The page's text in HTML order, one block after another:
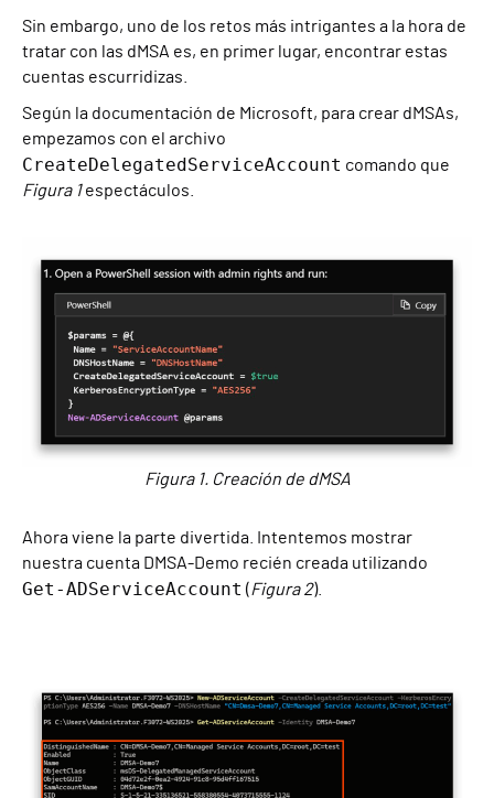
Sin embargo, uno de los retos más intrigantes a la hora de
tratar con las dMSA es, en primer lugar, encontrar estas
cuentas escurridizas.
Según la documentación de Microsoft, para crear dMSAs,
empezamos con el archivo
CreateDelegatedServiceAccount comando que
Figura 1espectáculos.
Figura 1. Creación de dMSA
Ahora viene la parte divertida. Intentemos mostrar
nuestra cuenta DMSA-Demo recién creada utilizando
Get-ADServiceAccount (Figura 2).